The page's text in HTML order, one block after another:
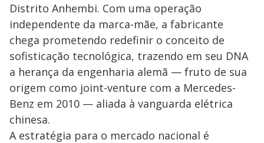
Distrito Anhembi. Com uma operação
independente da marca-mãe, a fabricante
chega prometendo redefinir o conceito de
sofisticação tecnológica, trazendo em seu DNA
a herança da engenharia alemã — fruto de sua
origem como joint-venture com a Mercedes-
Benz em 2010 — aliada à vanguarda elétrica
chinesa.
​A estratégia para o mercado nacional é